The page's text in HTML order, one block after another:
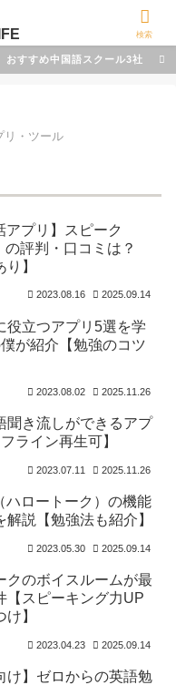
おすすめ中国語スクール3社
リ・ツール
アプリ】スピーク
の評判・口コミは？
り】
2023.08.16 2025.09.14
役立つアプリ5選を学
が紹介【勉強のコツ
2023.08.02 2025.11.26
聞き流しができるアプ
ライン再生可】
2023.07.11 2025.11.26
ハロートーク）の機能
解説【勉強法も紹介】
2023.05.30 2025.09.14
クのボイスルームが最
【スピーキング力UP
】
2023.04.23 2025.09.14
け】ゼロからの英語勉
検索